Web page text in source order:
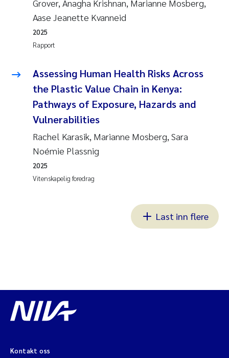
Grover, Anagha Krishnan, Marianne Mosberg,
Aase Jeanette Kvanneid
Rapport
2025
Assessing Human Health Risks Across
the Plastic Value Chain in Kenya:
Pathways of Exposure, Hazards and
Vulnerabilities
Rachel Karasik, Marianne Mosberg, Sara
Noémie Plassnig
Vitenskapelig foredrag
2025
Last inn flere
Kontakt oss